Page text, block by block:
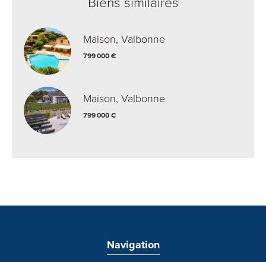
Maison, Valbonne
799 000 €
Maison, Valbonne
799 000 €
Navigation